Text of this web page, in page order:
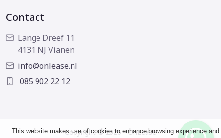
Contact
Lange Dreef 11
4131 NJ Vianen
info@onlease.nl
085 902 22 12
Copyright © 2026 - OnLease
This website makes use of cookies to enhance browsing experience and